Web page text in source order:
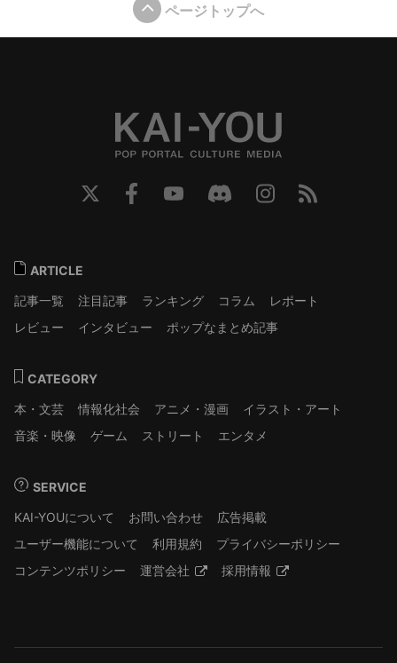
ページトップへ
ARTICLE
記事一覧
注目記事 ランキング コラム
レポート
レビュー
インタビュー ポップなまとめ記事
CATEGORY
本・文芸
情報化社会 アニメ・漫画
イラスト・アート
音楽・映像
ゲーム ストリート エンタメ
SERVICE
KAI-YOUについて
お問い合わせ
広告掲載
ユーザー機能について
利用規約
プライバシーポリシー
コンテンツポリシー
運営会社 採用情報